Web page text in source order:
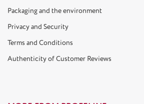
Packaging and the environment
Privacy and Security
Terms and Conditions
Authenticity of Customer Reviews